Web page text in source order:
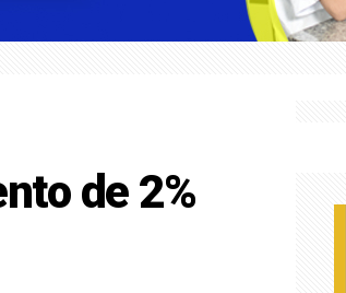
século chapas competitivas sem mulheres
de 2%